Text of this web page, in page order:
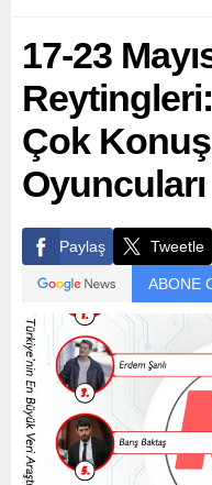
17-23
Çok
Oyuncuları
Paylaş Tweetle
ABONE